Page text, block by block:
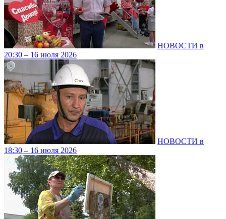
НОВОСТИ в
20:30 – 16 июля 2026
НОВОСТИ в
18:30 – 16 июля 2026